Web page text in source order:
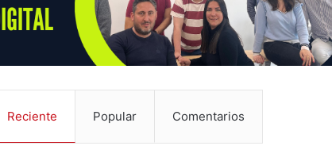
Reciente Popular Comentarios